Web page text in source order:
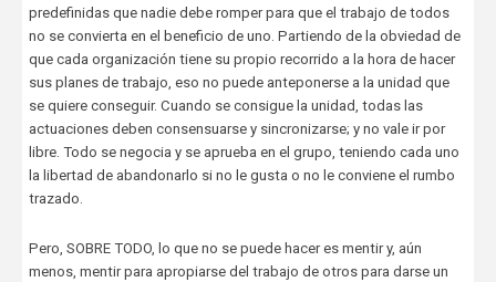
predefinidas que nadie debe romper para que el trabajo de todos
no se convierta en el beneficio de uno. Partiendo de la obviedad de
que cada organización tiene su propio recorrido a la hora de hacer
sus planes de trabajo, eso no puede anteponerse a la unidad que
se quiere conseguir. Cuando se consigue la unidad, todas las
actuaciones deben consensuarse y sincronizarse; y no vale ir por
libre. Todo se negocia y se aprueba en el grupo, teniendo cada uno
la libertad de abandonarlo si no le gusta o no le conviene el rumbo
trazado.
Pero, SOBRE TODO, lo que no se puede hacer es mentir y, aún
menos, mentir para apropiarse del trabajo de otros para darse un